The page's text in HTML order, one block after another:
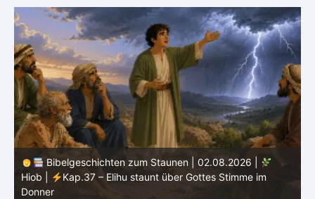
Bibelgeschichten zum Staunen | 01.08.2026 |
Hiob |